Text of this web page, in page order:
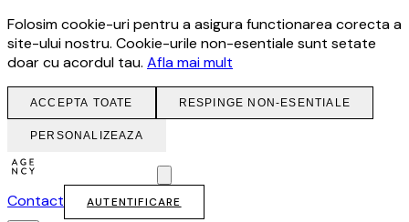
Folosim cookie-uri pentru a asigura functionarea corecta a
site-ului nostru. Cookie-urile non-esentiale sunt setate
doar cu acordul tau. Afla mai mult
ACCEPTA TOATE RESPINGE NON-ESENTIALE
PERSONALIZEAZA
Contact AUTENTIFICARE